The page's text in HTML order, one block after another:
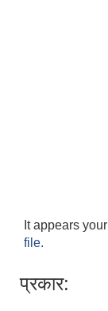
It appears
file.
प्रकार: